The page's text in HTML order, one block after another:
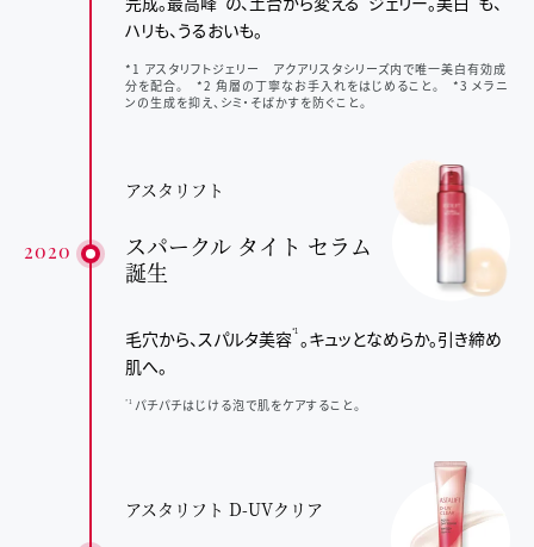
ハリも、うるおいも。
*1 アスタリフトジェリー アクアリスタシリーズ内で唯一美白有効成
分を配合。 *2 角層の丁寧なお手入れをはじめること。 *3 メラニ
ンの生成を抑え、シミ・そばかすを防ぐこと。
2020
アスタリフト
スパークル タイト セラム
誕生
毛穴から、スパルタ美容*1 。キュッとなめらか。引き締め
肌へ。
*1 パチパチはじける泡で肌をケアすること。
アスタリフト D-UVクリア